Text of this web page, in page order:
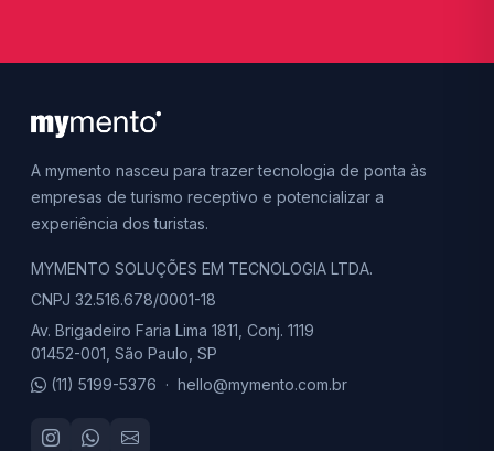
A mymento nasceu para trazer tecnologia de ponta às
empresas de turismo receptivo e potencializar a
experiência dos turistas.
MYMENTO SOLUÇÕES EM TECNOLOGIA LTDA.
CNPJ 32.516.678/0001-18
Av. Brigadeiro Faria Lima 1811, Conj. 1119
01452-001, São Paulo, SP
(11) 5199-5376 · hello@mymento.com.br